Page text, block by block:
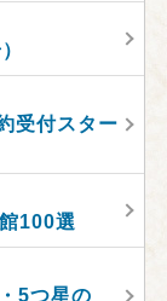
）
受付スター
旅館100選
5つ星の